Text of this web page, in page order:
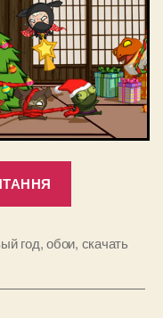
новогодние
с
год,обои, скачать